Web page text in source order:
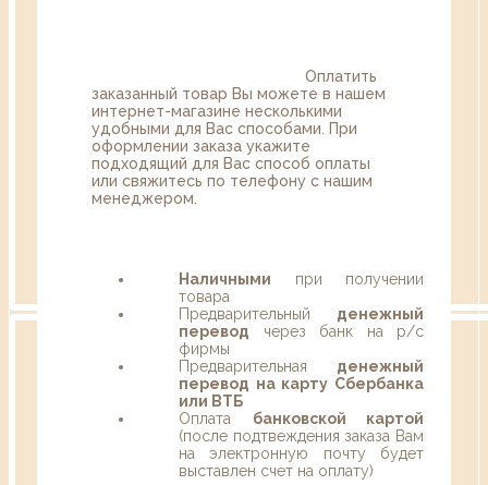
Оплатить
заказанный товар Вы можете в нашем
интернет-магазине несколькими
удобными для Вас способами. При
оформлении заказа укажите
подходящий для Вас способ оплаты
или свяжитесь по телефону с нашим
менеджером.
Наличными при получении
товара
Предварительный денежный
перевод через банк на р/с
фирмы
Предварительная денежный
перевод на карту Сбербанка
или ВТБ
Оплата банковской картой
(после подтвеждения заказа Вам
на электронную почту будет
выставлен счет на оплату)